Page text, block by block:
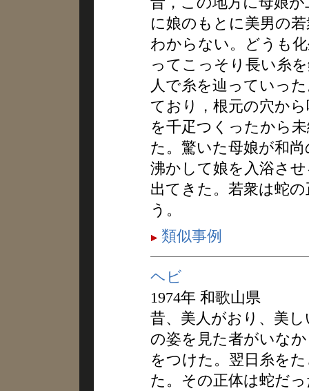
に娘のもとに美男の
わからない。どうも
ってこっそり長い糸
人で糸を辿っていっ
ており，根元の穴か
を千疋つくったから
た。驚いた母娘が和
沸かして娘を入浴さ
出てきた。若衆は蛇
う。
類似事例
ヘビ
1974年 和歌山県
昔、美人がおり、美
の姿を見た者がいな
をつけた。翌日糸を
た。その正体は蛇だ